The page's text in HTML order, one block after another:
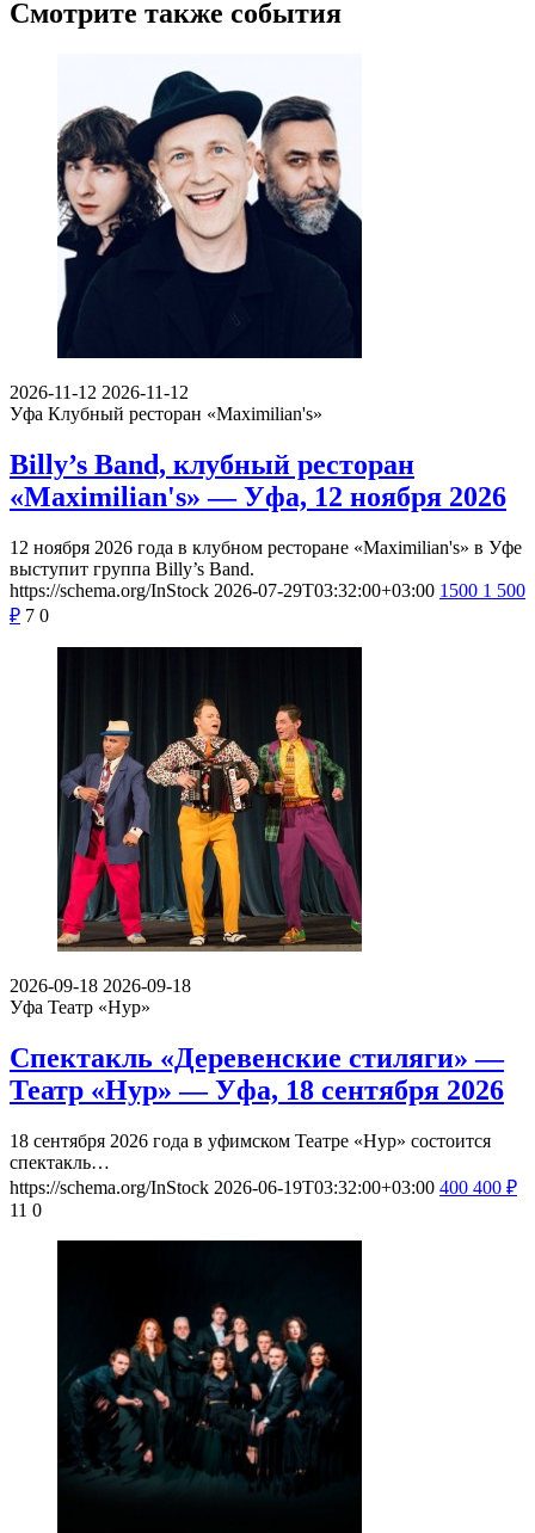
Смотрите также события
2026-11-12 2026-11-12
Уфа Клубный ресторан «Maximilian's»
Billy’s Band, клубный ресторан
«Maximilian's» — Уфа, 12 ноября 2026
12 ноября 2026 года в клубном ресторане «Maximilian's» в Уфе
выступит группа Billy’s Band.
https://schema.org/InStock 2026-07-29T03:32:00+03:00 1500 1 500
₽ 7 0
2026-09-18 2026-09-18
Уфа Театр «Нур»
Спектакль «Деревенские стиляги» —
Театр «Нур» — Уфа, 18 сентября 2026
18 сентября 2026 года в уфимском Театре «Нур» состоится
спектакль…
https://schema.org/InStock 2026-06-19T03:32:00+03:00 400 400 ₽
11 0